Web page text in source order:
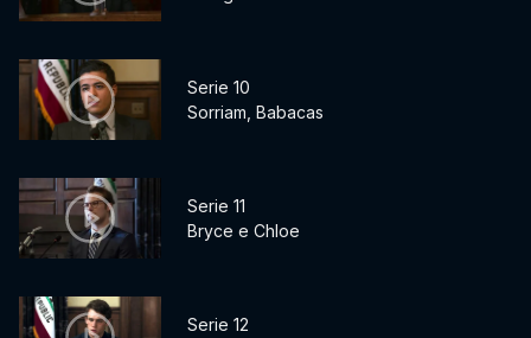
Serie 10
Sorriam, Babacas
Serie 11
Bryce e Chloe
Serie 12